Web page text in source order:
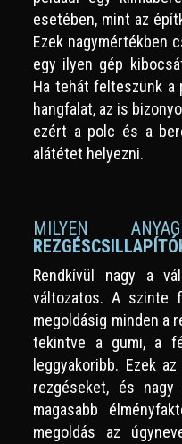
esetében, mint az
Ezek nagymértékben
egy ilyen gép
Ha tehát felteszünk a
hangfalat, az is
ezért a polc és a
alátétet helyezni.
MILYEN
Rendkívül nagy a
változatos. A szinte
megoldásig minden a
tekintve a gumi, a
leggyakoribb. Ezek
rezgéseket, és nagy
magasabb
megoldás az